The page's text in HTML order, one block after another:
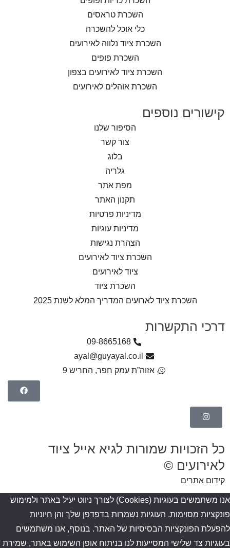
השכרת טראסים
כלי אוכל להשכרה
השכרת ציוד נלווה לאירועים
השכרת פופים
השכרת ציוד לאירועים בצפון
השכרת אוהלים לאירועים
קישורים נוספים
הסיפור שלנו
צור קשר
בלוג
גלריה
מפת אתר
תקנון האתר
מדיניות פרטיות
מדיניות עוגיות
הצהרת נגישות
השכרת ציוד לאירועים
ציוד לאירועים
השכרת ציוד
השכרת ציוד לארועים המדריך המלא לשנת 2025
דרכי התקשרות
09-8665168
ayal@guyayal.co.il
אזוה”ת עמק חפר, החריש 9
כל הזכויות שמורות לגיא אייל ציוד
לאירועים ©
קידום אתרים
אנו משתמשים בעוגיות (Cookies) לצורך ניווט יעיל באתר ולמימוש
פונקציות מסוימות. העוגיות נשמרות בדפדפן שלך והן חיוניות
להפעלת הפונקציות הבסיסיות של האתר. בנוסף, אנו משתמשים
בעוגיות צד שלישי המסייעות לנו בניתוח אופן השימוש באתר, שמירת